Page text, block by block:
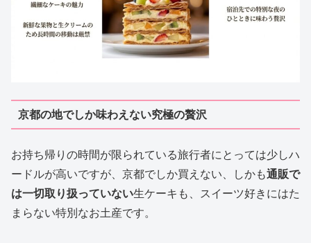
京都の地でしか味わえない究極の贅沢
お持ち帰りの時間が限られている旅行者にとっては少しハ
ードルが高いですが、京都でしか買えない、しかも通販で
は一切取り扱っていない生ケーキも、スイーツ好きにはた
まらない特別なお土産です。